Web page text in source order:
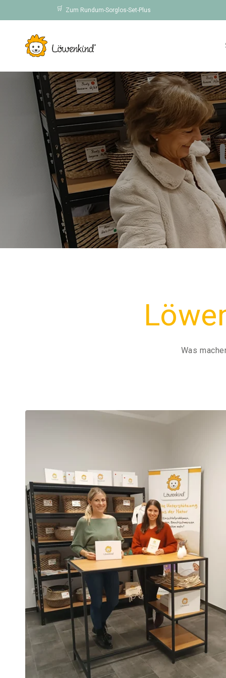
Inhalt
🛒 Zum Rundum-Sorglos-Set-Plus
Was